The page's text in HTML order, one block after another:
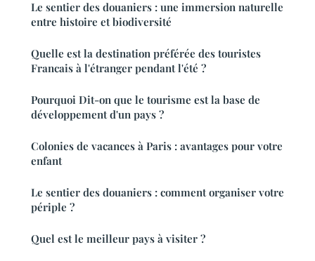
Le sentier des douaniers : une immersion naturelle
entre histoire et biodiversité
Quelle est la destination préférée des touristes
Francais à l'étranger pendant l'été ?
Pourquoi Dit-on que le tourisme est la base de
développement d'un pays ?
Colonies de vacances à Paris : avantages pour votre
enfant
Le sentier des douaniers : comment organiser votre
périple ?
Quel est le meilleur pays à visiter ?